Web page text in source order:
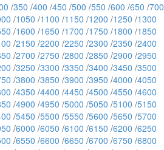
/350 /400 /450 /500 /550 /600 /650 /700
/1050 /1100 /1150 /1200 /1250 /1300
/1600 /1650 /1700 /1750 /1800 /1850
/2150 /2200 /2250 /2300 /2350 /2400
/2700 /2750 /2800 /2850 /2900 /2950
/3250 /3300 /3350 /3400 /3450 /3500
/3800 /3850 /3900 /3950 /4000 /4050
/4350 /4400 /4450 /4500 /4550 /4600
/4900 /4950 /5000 /5050 /5100 /5150
/5450 /5500 /5550 /5600 /5650 /5700
/6000 /6050 /6100 /6150 /6200 /6250
/6550 /6600 /6650 /6700 /6750 /6800